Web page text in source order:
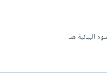
البيانية هنا.